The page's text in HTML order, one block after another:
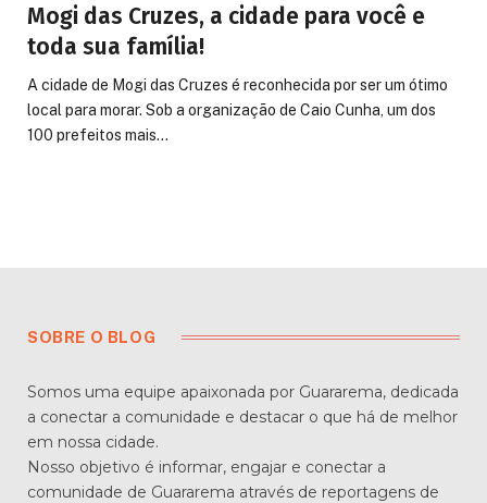
Mogi das Cruzes, a cidade para você e
toda sua família!
A cidade de Mogi das Cruzes é reconhecida por ser um ótimo
local para morar. Sob a organização de Caio Cunha, um dos
100 prefeitos mais…
SOBRE O BLOG
Somos uma equipe apaixonada por Guararema, dedicada
a conectar a comunidade e destacar o que há de melhor
em nossa cidade.
Nosso objetivo é informar, engajar e conectar a
comunidade de Guararema através de reportagens de